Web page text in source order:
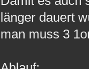
länger dauert
man muss 3